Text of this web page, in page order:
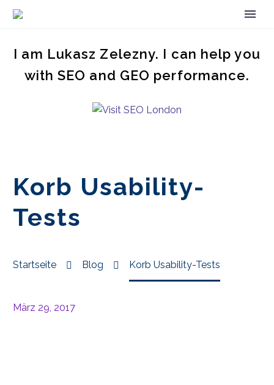
I am Lukasz Zelezny. I can help you
with SEO and GEO performance.
Korb Usability-
Tests
Startseite Blog Korb Usability-Tests
März 29, 2017